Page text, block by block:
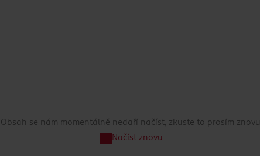
Obsah se nám momentálně nedaří načíst, zkuste to prosím znovu.
Načíst znovu